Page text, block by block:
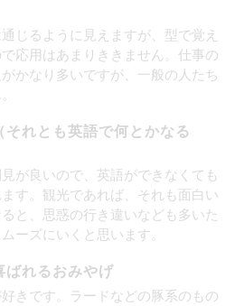
じるように見えますが、型で覚え
応用はあまりききません。仕事の
かなり多いですが、一般の人たち
れとも英語で何とかなる
が良いので、英語ができなくても
す。観光であれば、それも面白い
と、思惑の行き違いなども多いた
ーズにいくと思います。
ばれるおみやげ
きです。ラードなどの豚系のもの